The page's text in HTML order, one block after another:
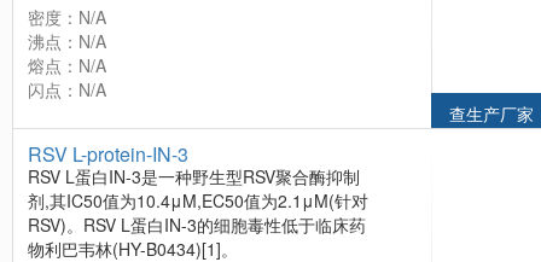
密度：N/A
沸点：N/A
熔点：N/A
闪点：N/A
查生产厂家
RSV L-protein-IN-3
RSV L蛋白IN-3是一种野生型RSV聚合酶抑制
剂,其IC50值为10.4μM,EC50值为2.1μM(针对
RSV)。RSV L蛋白IN-3的细胞毒性低于临床药
物利巴韦林(HY-B0434)[1]。